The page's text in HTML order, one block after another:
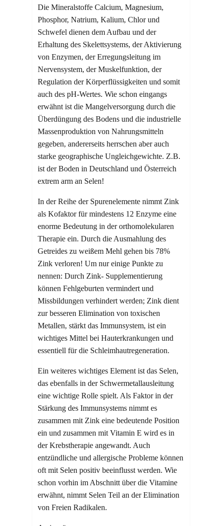
Die Mineralstoffe Calcium, Magnesium,
Phosphor, Natrium, Kalium, Chlor und
Schwefel dienen dem Aufbau und der
Erhaltung des Skelettsystems, der Aktivierung
von Enzymen, der Erregungsleitung im
Nervensystem, der Muskelfunktion, der
Regulation der Körperflüssigkeiten und somit
auch des pH-Wertes. Wie schon eingangs
erwähnt ist die Mangelversorgung durch die
Überdüngung des Bodens und die industrielle
Massenproduktion von Nahrungsmitteln
gegeben, andererseits herrschen aber auch
starke geographische Ungleichgewichte. Z.B.
ist der Boden in Deutschland und Österreich
extrem arm an Selen!
In der Reihe der Spurenelemente nimmt Zink
als Kofaktor für mindestens 12 Enzyme eine
enorme Bedeutung in der orthomolekularen
Therapie ein. Durch die Ausmahlung des
Getreides zu weißem Mehl gehen bis 78%
Zink verloren! Um nur einige Punkte zu
nennen: Durch Zink- Supplementierung
können Fehlgeburten vermindert und
Missbildungen verhindert werden; Zink dient
zur besseren Elimination von toxischen
Metallen, stärkt das Immunsystem, ist ein
wichtiges Mittel bei Hauterkrankungen und
essentiell für die Schleimhautregeneration.
Ein weiteres wichtiges Element ist das Selen,
das ebenfalls in der Schwermetallausleitung
eine wichtige Rolle spielt. Als Faktor in der
Stärkung des Immunsystems nimmt es
zusammen mit Zink eine bedeutende Position
ein und zusammen mit Vitamin E wird es in
der Krebstherapie angewandt. Auch
entzündliche und allergische Probleme können
oft mit Selen positiv beeinflusst werden. Wie
schon vorhin im Abschnitt über die Vitamine
erwähnt, nimmt Selen Teil an der Elimination
von Freien Radikalen.